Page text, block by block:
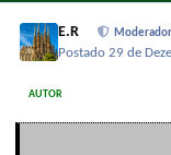
E.R
Postado29 de
AUTOR